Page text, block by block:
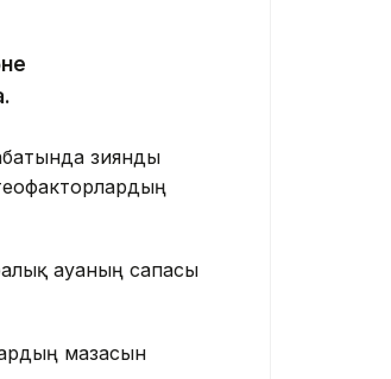
зиянды
ауаның сапасы
мазасын